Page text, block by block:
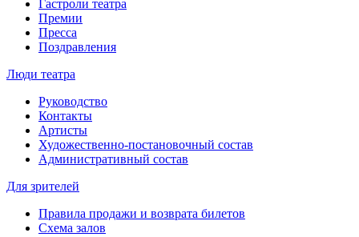
Гастроли театра
Премии
Пресса
Поздравления
Люди театра
Руководство
Контакты
Артисты
Художественно-постановочный состав
Административный состав
Для зрителей
Правила продажи и возврата билетов
Схема залов